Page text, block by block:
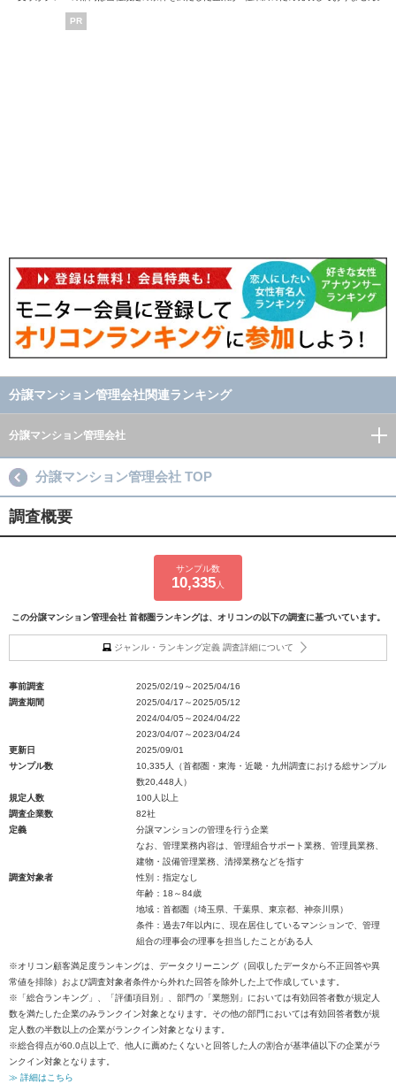
PR
分譲マンション管理会社関連ランキング
分譲マンション管理会社
分譲マンション管理会社 TOP
調査概要
サンプル数
10,335人
この分譲マンション管理会社 首都圏ランキングは、オリコンの以下の調査に基づいています。
ジャンル・ランキング定義 調査詳細について
事前調査
2025/02/19～2025/04/16
調査期間
2025/04/17～2025/05/12
2024/04/05～2024/04/22
2023/04/07～2023/04/24
更新日
2025/09/01
サンプル数
10,335人（首都圏・東海・近畿・九州調査における総サンプル
数20,448人）
規定人数
100人以上
調査企業数
82社
定義
分譲マンションの管理を行う企業
なお、管理業務内容は、管理組合サポート業務、管理員業務、
建物・設備管理業務、清掃業務などを指す
調査対象者
性別：指定なし
年齢：18～84歳
地域：首都圏（埼玉県、千葉県、東京都、神奈川県）
条件：過去7年以内に、現在居住しているマンションで、管理
組合の理事会の理事を担当したことがある人
※オリコン顧客満足度ランキングは、データクリーニング（回収したデータから不正回答や異
常値を排除）および調査対象者条件から外れた回答を除外した上で作成しています。
※「総合ランキング」、「評価項目別」、部門の「業態別」においては有効回答者数が規定人
数を満たした企業のみランクイン対象となります。その他の部門においては有効回答者数が規
定人数の半数以上の企業がランクイン対象となります。
※総合得点が60.0点以上で、他人に薦めたくないと回答した人の割合が基準値以下の企業がラ
ンクイン対象となります。
≫ 詳細はこちら